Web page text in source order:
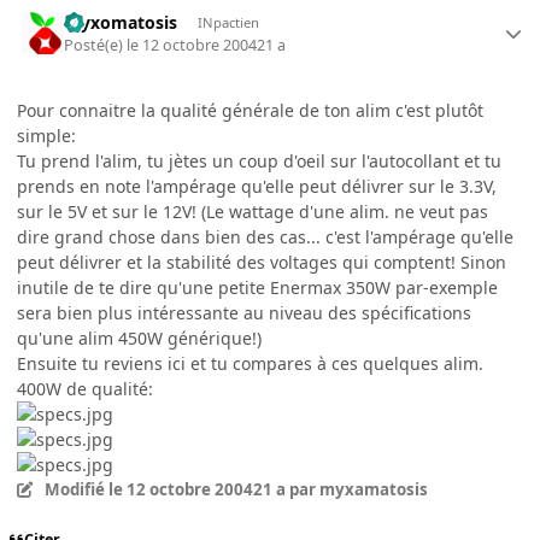
myxomatosis INpactien
Posté(e) le 12 octobre 200421 a
Pour connaitre la qualité générale de ton alim c'est plutôt
simple:
Tu prend l'alim, tu jètes un coup d'oeil sur l'autocollant et tu
prends en note l'ampérage qu'elle peut délivrer sur le 3.3V,
sur le 5V et sur le 12V! (Le wattage d'une alim. ne veut pas
dire grand chose dans bien des cas... c'est l'ampérage qu'elle
peut délivrer et la stabilité des voltages qui comptent! Sinon
inutile de te dire qu'une petite Enermax 350W par-exemple
sera bien plus intéressante au niveau des spécifications
qu'une alim 450W générique!)
Ensuite tu reviens ici et tu compares à ces quelques alim.
400W de qualité:
Modifié le 12 octobre 200421 a par myxamatosis